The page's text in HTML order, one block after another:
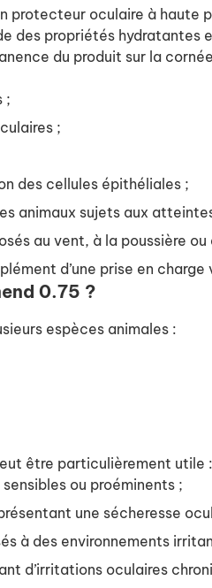
protecteur oculaire à haute
des propriétés
du produit sur la
;
;
des cellules épithéliales ;
animaux sujets aux
au vent, à la poussière ou
d’une prise en
0.75 ?
espèces animales :
être particulièrement utile :
ou proéminents ;
une sécheresse
à des environnements
d’irritations oculaires